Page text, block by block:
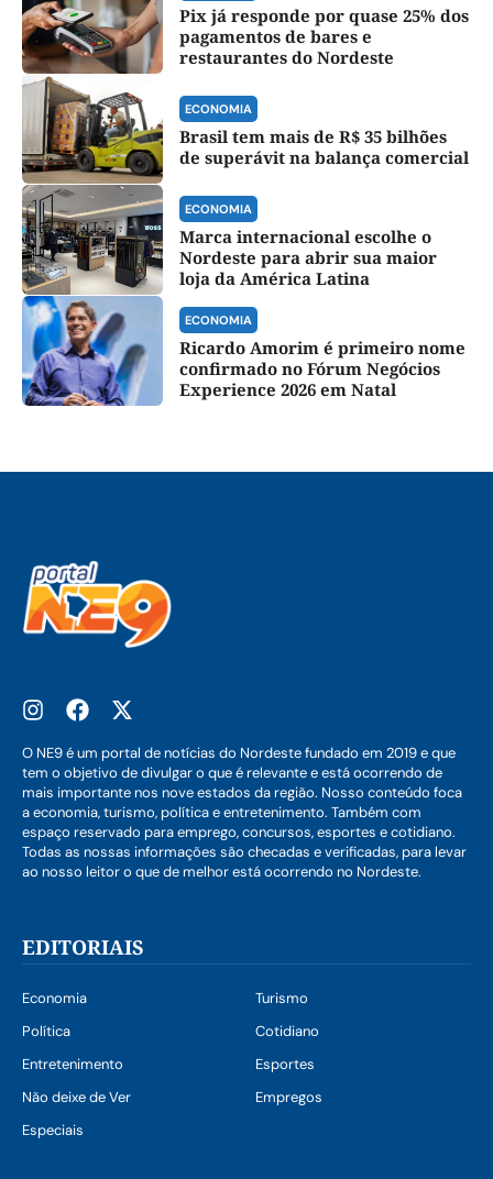
Pix já responde por quase 25% dos
pagamentos de bares e
restaurantes do Nordeste
ECONOMIA
Brasil tem mais de R$ 35 bilhões
de superávit na balança comercial
ECONOMIA
Marca internacional escolhe o
Nordeste para abrir sua maior
loja da América Latina
ECONOMIA
Ricardo Amorim é primeiro nome
confirmado no Fórum Negócios
Experience 2026 em Natal
O NE9 é um portal de notícias do Nordeste fundado em 2019 e que
tem o objetivo de divulgar o que é relevante e está ocorrendo de
mais importante nos nove estados da região. Nosso conteúdo foca
a economia, turismo, política e entretenimento. Também com
espaço reservado para emprego, concursos, esportes e cotidiano.
Todas as nossas informações são checadas e verificadas, para levar
ao nosso leitor o que de melhor está ocorrendo no Nordeste.
EDITORIAIS
Economia
Turismo
Política
Cotidiano
Entretenimento
Esportes
Não deixe de Ver
Empregos
Especiais